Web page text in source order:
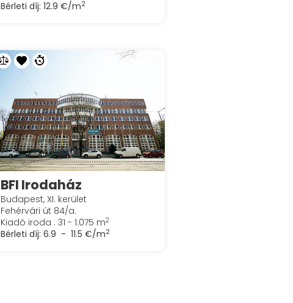
Bérleti díj: 12.9 €/m2
BFI Irodaház
Budapest, XI. kerület
Fehérvári út 84/a.
Kiadó iroda : 31 - 1.075 m2
Bérleti díj: 6.9 - 11.5 €/m2